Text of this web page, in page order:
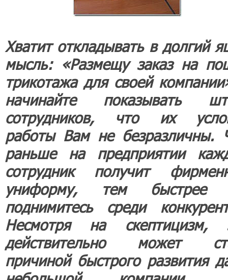
Хватит откладывать в долгий
мысль: «Размещу заказ на
трикотажа для своей
начинайте показывать
сотрудников, что их
работы Вам не безразличны.
раньше на предприятии
сотрудник получит
униформу, тем быстрее
поднимитесь среди
Несмотря на скептицизм,
действительно может
причиной быстрого развития